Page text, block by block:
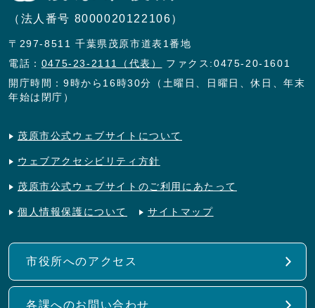
（法人番号 8000020122106）
〒297-8511 千葉県茂原市道表1番地
電話： 0475-23-2111（代表）
ファクス:0475-20-1601
開庁時間：9時から16時30分（土曜日、日曜日、休日、年末
年始は閉庁）
茂原市公式ウェブサイトについて
ウェブアクセシビリティ方針
茂原市公式ウェブサイトのご利用にあたって
個人情報保護について サイトマップ
市役所へのアクセス
各課へのお問い合わせ